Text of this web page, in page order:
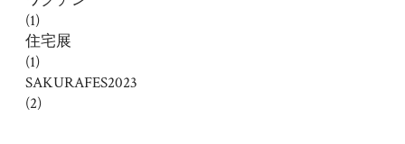
(1)
住宅展
(1)
SAKURAFES2023
(2)